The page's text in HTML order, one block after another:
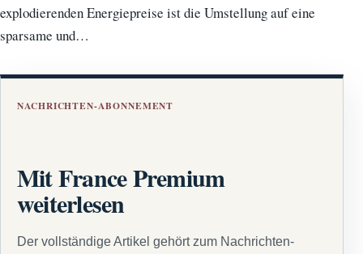
explodierenden Energiepreise ist die Umstellung auf eine
sparsame und…
NACHRICHTEN-ABONNEMENT
Mit France Premium
weiterlesen
Der vollständige Artikel gehört zum Nachrichten-